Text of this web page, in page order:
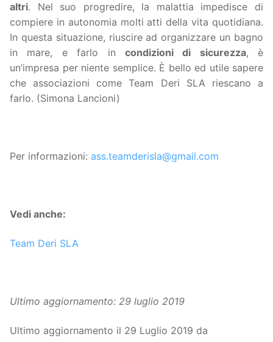
altri. Nel suo progredire, la malattia impedisce di
compiere in autonomia molti atti della vita quotidiana.
In questa situazione, riuscire ad organizzare un bagno
in mare, e farlo in condizioni di sicurezza, è
un’impresa per niente semplice. È bello ed utile sapere
che associazioni come Team Deri SLA riescano a
farlo. (Simona Lancioni)
Per informazioni: ass.teamderisla@gmail.com
Vedi anche:
Team Deri SLA
Ultimo aggiornamento: 29 luglio 2019
Ultimo aggiornamento il 29 Luglio 2019 da